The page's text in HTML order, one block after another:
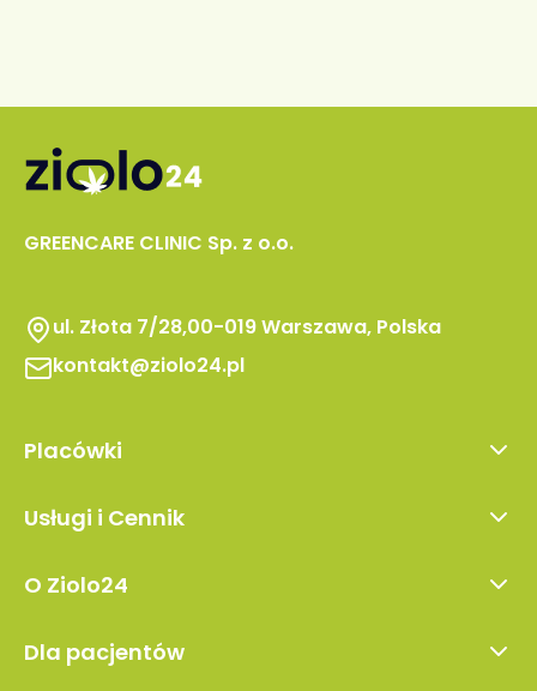
GREENCARE CLINIC Sp. z o.o.
ul. Złota 7/28,00-019 Warszawa, Polska
kontakt@ziolo24.pl
Placówki
Lublin
Kraków
Kielce
Usługi i Cennik
Wizyta kontrolna
Wizyta przejściowa
O Ziolo24
Blog
Dla pacjentów